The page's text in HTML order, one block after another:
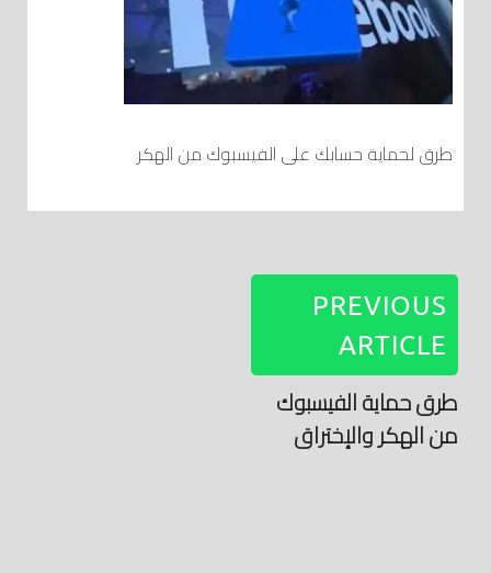
طرق لحماية حسابك على الفيسبوك من الهكر
PREVIOUS
ARTICLE
طرق حماية الفيسبوك
من الهكر والإختراق